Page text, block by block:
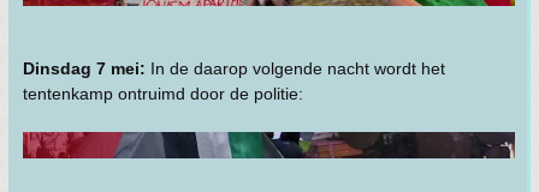
Dinsdag 7 mei: In de daarop volgende nacht wordt het
tentenkamp ontruimd door de politie: